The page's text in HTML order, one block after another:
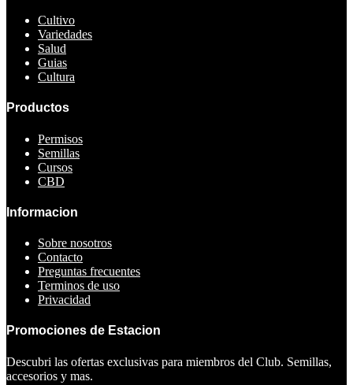
Cultivo
Variedades
Salud
Guias
Cultura
Productos
Permisos
Semillas
Cursos
CBD
Informacion
Sobre nosotros
Contacto
Preguntas frecuentes
Terminos de uso
Privacidad
Promociones de Estacion
Descubri las ofertas exclusivas para miembros del Club. Semillas,
accesorios y mas.